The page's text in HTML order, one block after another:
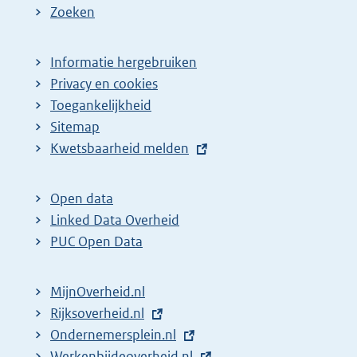
Zoeken
Informatie hergebruiken
Privacy en cookies
Toegankelijkheid
Sitemap
E
t
e
r
l
i
n
Kwetsbaarheid melden
Open data
Linked Data Overheid
PUC Open Data
MijnOverheid.nl
E
x
Rijksoverheid.nl
E
Ondernemersplein.nl